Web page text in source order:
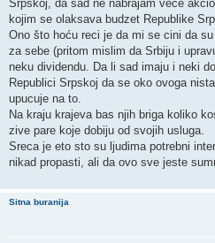
Srpskoj, da sad ne nabrajam vece
kojim se olaksava budzet Republike
Ono što hoću reci je da mi se cini da
za sebe (pritom mislim da Srbiju i
neku dividendu. Da li sad imaju i neki
Republici Srpskoj da se oko ovoga
upucuje na to.
Na kraju krajeva bas njih briga koliko
zive pare koje dobiju od svojih usluga.
Sreca je eto sto su ljudima potrebni
nikad propasti, ali da ovo sve jeste
Sitna buranija